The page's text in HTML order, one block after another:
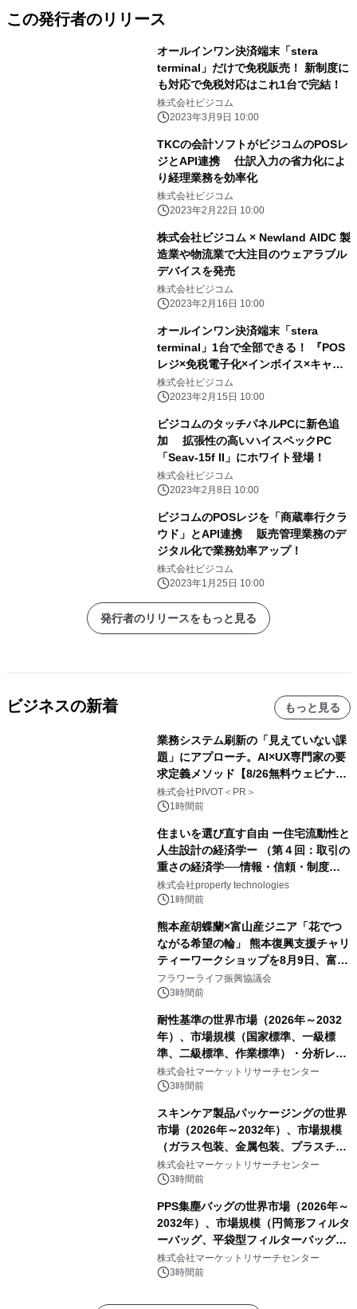
この発行者のリリース
オールインワン決済端末「stera
terminal」だけで免税販売！ 新制度に
も対応で免税対応はこれ1台で完結！
株式会社ビジコム
2023年3月9日 10:00
TKCの会計ソフトがビジコムのPOSレ
ジとAPI連携 仕訳入力の省力化によ
り経理業務を効率化
株式会社ビジコム
2023年2月22日 10:00
株式会社ビジコム × Newland AIDC 製
造業や物流業で大注目のウェアラブル
デバイスを発売
株式会社ビジコム
2023年2月16日 10:00
オールインワン決済端末「stera
terminal」1台で全部できる！ 『POS
レジ×免税電子化×インボイス×キャッ
シュレス決済』
株式会社ビジコム
2023年2月15日 10:00
ビジコムのタッチパネルPCに新色追
加 拡張性の高いハイスペックPC
「Seav-15f II」にホワイト登場！
株式会社ビジコム
2023年2月8日 10:00
ビジコムのPOSレジを「商蔵奉行クラ
ウド」とAPI連携 販売管理業務のデ
ジタル化で業務効率アップ！
株式会社ビジコム
2023年1月25日 10:00
発行者のリリースをもっと見る
ビジネスの新着 もっと見る
業務システム刷新の「見えていない課
題」にアプローチ。AI×UX専門家の要
求定義メソッド【8/26無料ウェビナ
ー】株式会社PIVOT
株式会社PIVOT＜PR＞
1時間前
住まいを選び直す自由 ー住宅流動性と
人生設計の経済学ー （第４回：取引の
重さの経済学──情報・信頼・制度を
PropTechはどう組み替えるか）｜
PropTech-Lab
株式会社property technologies
1時間前
熊本産胡蝶蘭×富山産ジニア「花でつ
ながる希望の輪」 熊本復興支援チャリ
ティーワークショップを8月9日、富
山・射水で開催
フラワーライフ振興協議会
3時間前
耐性基準の世界市場（2026年～2032
年）、市場規模（国家標準、一級標
準、二級標準、作業標準）・分析レポ
ートを発表
株式会社マーケットリサーチセンター
3時間前
スキンケア製品パッケージングの世界
市場（2026年～2032年）、市場規模
（ガラス包装、金属包装、プラスチッ
ク包装、その他）・分析レポートを発
表
株式会社マーケットリサーチセンター
3時間前
PPS集塵バッグの世界市場（2026年～
2032年）、市場規模（円筒形フィルタ
ーバッグ、平袋型フィルターバッグ、
プリーツフィルターバッグ、その
他）・分析レポートを発表
株式会社マーケットリサーチセンター
3時間前